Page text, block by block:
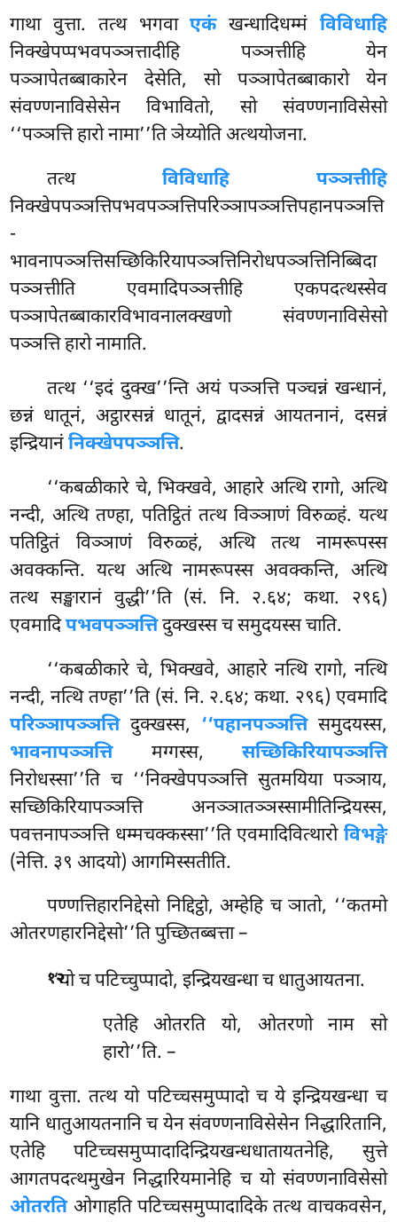
गाथा वुत्ता. तत्थ भगवाएकंखन्धादिधम्मं विविधाहि
निक्खेपप्पभवपञ्ञत्तादीहि पञ्ञत्तीहि येन
पञ्ञापेतब्बाकारेन देसेति, सो पञ्ञापेतब्बाकारो येन
संवण्णनाविसेसेन विभावितो, सो संवण्णनाविसेसो
‘‘पञ्ञत्ति हारो नामा’’ति ञेय्योति अत्थयोजना.
तत्थ विविधाहि पञ्ञत्तीहि
निक्खेपपञ्ञत्तिपभवपञ्ञत्तिपरिञ्ञापञ्ञत्तिपहानपञ्ञत्ति
-
भावनापञ्ञत्तिसच्छिकिरियापञ्ञत्तिनिरोधपञ्ञत्तिनिब्बिदा
पञ्ञत्तीति एवमादिपञ्ञत्तीहि एकपदत्थस्सेव
पञ्ञापेतब्बाकारविभावनालक्खणो संवण्णनाविसेसो
पञ्ञत्ति हारो नामाति.
तत्थ ‘‘इदं दुक्ख’’न्ति अयं पञ्ञत्ति पञ्चन्नं खन्धानं,
छन्नं धातूनं, अट्ठारसन्नं धातूनं, द्वादसन्नं आयतनानं, दसन्नं
इन्द्रियानंनिक्खेपपञ्ञत्ति.
‘‘कबळीकारे चे, भिक्खवे, आहारे अत्थि रागो, अत्थि
नन्दी, अत्थि तण्हा, पतिट्ठितं तत्थ विञ्ञाणं विरुळ्हं. यत्थ
पतिट्ठितं विञ्ञाणं विरुळ्हं, अत्थि तत्थ नामरूपस्स
अवक्कन्ति. यत्थ अत्थि नामरूपस्स अवक्कन्ति, अत्थि
तत्थ सङ्खारानं वुद्धी’’ति (सं. नि. २.६४; कथा. २९६)
एवमादिपभवपञ्ञत्तिदुक्खस्स च समुदयस्स चाति.
‘‘कबळीकारे चे, भिक्खवे, आहारे नत्थि रागो, नत्थि
नन्दी, नत्थि तण्हा’’ति (सं. नि. २.६४; कथा. २९६) एवमादि
परिञ्ञापञ्ञत्तिदुक्खस्स, ‘‘पहानपञ्ञत्तिसमुदयस्स,
भावनापञ्ञत्तिमग्गस्स, सच्छिकिरियापञ्ञत्ति
निरोधस्सा’’ति च ‘‘निक्खेपपञ्ञत्ति सुतमयिया पञ्ञाय,
सच्छिकिरियापञ्ञत्ति अनञ्ञातञ्ञस्सामीतिन्द्रियस्स,
पवत्तनापञ्ञत्ति धम्मचक्कस्सा’’ति एवमादिवित्थारो विभङ्गे
(नेत्ति. ३९ आदयो) आगमिस्सतीति.
पण्णत्तिहारनिद्देसो निद्दिट्ठो, अम्हेहि च ञातो, ‘‘कतमो
ओतरणहारनिद्देसो’’ति पुच्छितब्बत्ता –
१२.
‘‘योच पटिच्चुप्पादो, इन्द्रियखन्धा च धातुआयतना.
एतेहि ओतरति यो, ओतरणो नाम सो
हारो’’ति. –
गाथा वुत्ता. तत्थ यो पटिच्चसमुप्पादो च ये इन्द्रियखन्धा च
यानि धातुआयतनानि च येन संवण्णनाविसेसेन निद्धारितानि,
एतेहि पटिच्चसमुप्पादादिन्द्रियखन्धधातायतनेहि, सुत्ते
आगतपदत्थमुखेन निद्धारियमानेहि च यो संवण्णनाविसेसो
ओतरतिओगाहति पटिच्चसमुप्पादादिके तत्थ वाचकवसेन,